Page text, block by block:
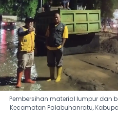
Pembersihan material lumpur dan
Kecamatan Palabuhanratu,